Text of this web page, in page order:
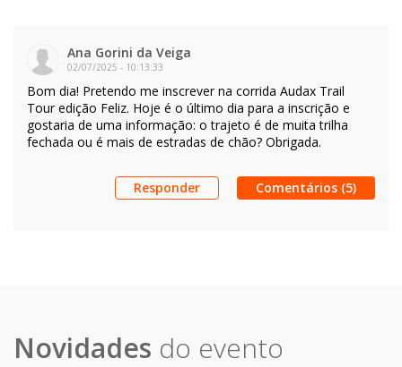
Ana Gorini da Veiga
02/07/2025 - 10:13:33
Bom dia! Pretendo me inscrever na corrida Audax Trail
Tour edição Feliz. Hoje é o último dia para a inscrição e
gostaria de uma informação: o trajeto é de muita trilha
fechada ou é mais de estradas de chão? Obrigada.
Responder Comentários (5)
Novidades do evento